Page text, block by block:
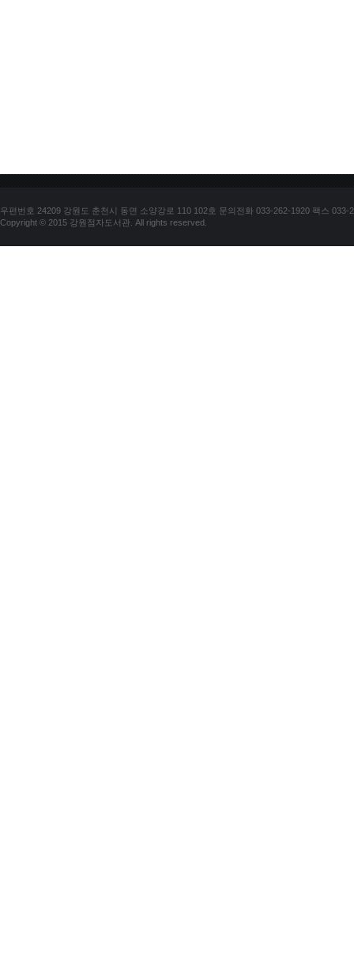
우편번호 24209 강원도 춘천시 동면 소양강로 110 102호 문의전화 033-262-1920 팩스 033-
Copyright © 2015 강원점자도서관. All rights reserved.